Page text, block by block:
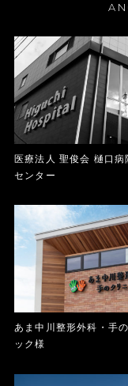
医療法人 聖俊会 樋口病
センター
あま中川整形外科・手
ック様